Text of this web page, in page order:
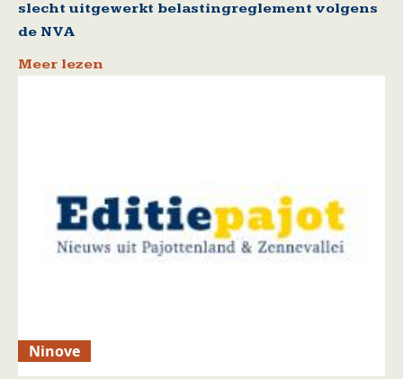
slecht uitgewerkt belastingreglement volgens
de NVA
Meer lezen
Ninove